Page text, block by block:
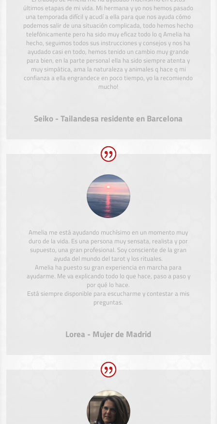
últimos etapas de mi vida. Mi hermana y yo nos hemos pasado
una temporada difícil y acudí a ella para que nos ayuda cómo
podemos salir de una situación complicada, todo hemos hecho
telefónicamente pero ha sido muy eficaz todo lo q Amelia ha
hecho, seguimos todos sus instrucciones y consejos y nos ha
ayudado casi en todo, hemos tenido un cambio muy grande
para bien, en la parte personal ella ha sido siempre atenta y
muy simpática, ama la naturaleza y animales q hace q mi
confianza a ella engrandece en poco tiempo, yo la recomiendo
mucho!
Seiko - Tailandesa residente en Barcelona
Amelia me está ayudando muchísimo en un momento muy
duro de la vida. Es una persona muy sensata, realista y por
supuesto, una gran profesional. Soy consciente de la gran
ayuda del mundo del tarot y los rituales.
Amelia ha puesto su gran experiencia en marcha para
ayudarme. Me va explicando todo lo que hace, paso a paso y
por qué lo hace.
Está siempre disponible para escucharme y contestar a mis
preguntas.
Lorea - Mujer de Madrid